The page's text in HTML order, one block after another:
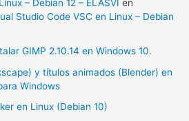
– Debian 12 – ELASVI en
Studio Code VSC en Linux – Debian
GIMP 2.10.14 en Windows 10.
y títulos animados (Blender) en
Windows
en Linux (Debian 10)